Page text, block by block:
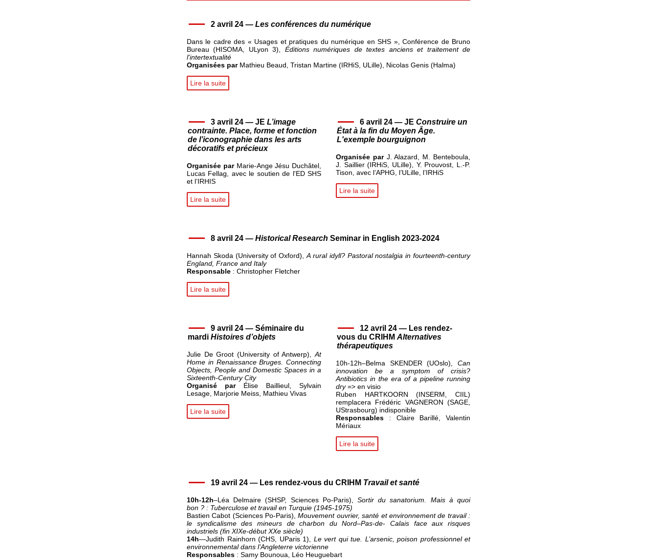
2 avril 24 — Les conférences du numérique
Dans le cadre des « Usages et pratiques du numérique en SHS », Conférence de Bruno
Bureau (HISOMA, ULyon 3), Éditions numériques de textes anciens et traitement de
l'intertextualité
Organisées par Mathieu Beaud, Tristan Martine (IRHiS, ULille), Nicolas Genis (Halma)
Lire la suite
3 avril 24 — JE L’image
contrainte. Place, forme et fonction
de l’iconographie dans les arts
décoratifs et précieux
Organisée parMarie-Ange Jésu Duchâtel,
Lucas Fellag, avec le soutien de l'ED SHS
et l’IRHIS
Lire la suite
6 avril 24 — JE Construire un
État à la fin du Moyen Âge.
L'exemple bourguignon
Organisée parJ. Alazard, M. Benteboula,
J. Saillier (IRHiS, ULille), Y. Prouvost, L.-P.
Tison, avec l’APHG, l’ULille, l’IRHiS
Lire la suite
8 avril 24 — Historical Research Seminar in English 2023-2024
Hannah Skoda (University of Oxford),A rural idyll? Pastoral nostalgia in fourteenth-century
England, France and Italy
Responsable : Christopher Fletcher
Lire la suite
9 avril 24 — Séminaire du
mardi Histoires d’objets
Julie De Groot (University of Antwerp), At
Home in Renaissance Bruges. Connecting
Objects, People and Domestic Spaces in a
Sixteenth-Century City
Organisé parÉlise Baillieul, Sylvain
Lesage, Marjorie Meiss, Mathieu Vivas
Lire la suite
12 avril 24 — Les rendez-
vous du CRIHM Alternatives
thérapeutiques
10h-12h–Belma SKENDER (UOslo), Can
innovation be a symptom of crisis?
Antibiotics in the era of a pipeline running
dry=> en visio
Ruben HARTKOORN (INSERM, CIIL)
remplacera Frédéric VAGNERON (SAGE,
UStrasbourg) indisponible
Responsables : Claire Barillé, Valentin
Mériaux
Lire la suite
19 avril 24 — Les rendez-vous du CRIHM Travail et santé
10h-12h–Léa Delmaire (SHSP, Sciences Po-Paris), Sortir du sanatorium. Mais à quoi
bon ? : Tuberculose et travail en Turquie (1945-1975)
Bastien Cabot (Sciences Po-Paris),Mouvement ouvrier, santé et environnement de travail :
le syndicalisme des mineurs de charbon du Nord–Pas-de- Calais face aux risques
industriels (fin XIXe-début XXe siècle)
14h—Judith Rainhorn (CHS, UParis 1), Le vert qui tue. L’arsenic, poison professionnel et
environnemental dans l’Angleterre victorienne
Responsables : Samy Bounoua, Léo Heuguebart